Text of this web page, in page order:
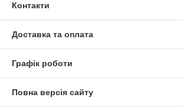
Контакти
Доставка та оплата
Графік роботи
Повна версія сайту